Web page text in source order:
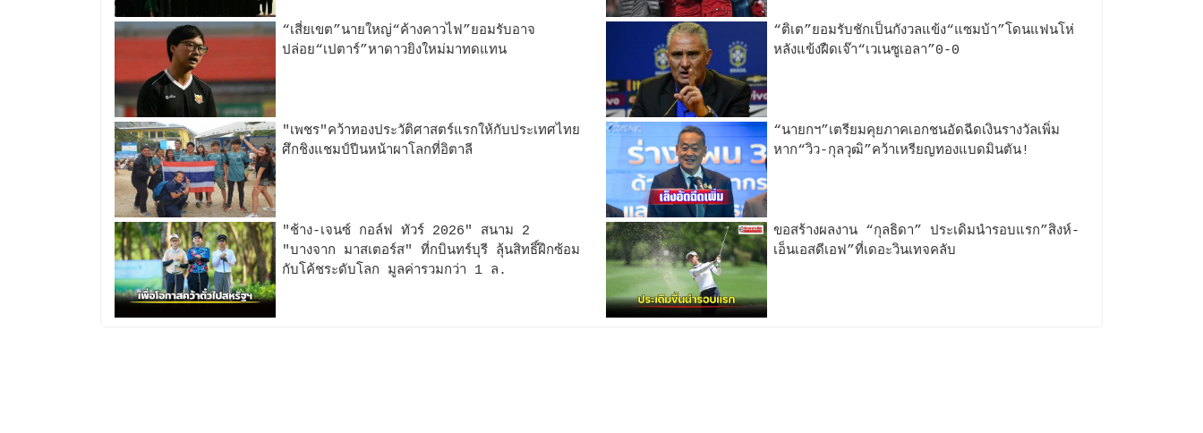
“เสี่ยเขต”นายใหญ่“ค้างคาวไฟ”ยอมรับอาจ
ปล่อย“เปตาร์”หาดาวยิงใหม่มาทดแทน
“ติเต”ยอมรับชักเป็นกังวลแข้ง“แซมบ้า”โดนแฟนโห่
หลังแข้งฝืดเจ๊า“เวเนซูเอลา”0-0
"เพชร"คว้าทองประวัติศาสตร์แรกให้กับประเทศไทย
ศึกชิงแชมป์ปีนหน้าผาโลกที่อิตาลี
“นายกฯ”เตรียมคุยภาคเอกชนอัดฉีดเงินรางวัลเพิ่ม
หาก“วิว-กุลวุฒิ”คว้าเหรียญทองแบดมินตัน!
"ช้าง-เจนซ์ กอล์ฟ ทัวร์ 2026" สนาม 2
"บางจาก มาสเตอร์ส" ที่กบินทร์บุรี ลุ้นสิทธิ์ฝึกซ้อม
กับโค้ชระดับโลก มูลค่ารวมกว่า 1 ล.
ขอสร้างผลงาน “กุลธิดา” ประเดิมนำรอบแรก”สิงห์-
เอ็นเอสดีเอฟ”ที่เดอะวินเทจคลับ